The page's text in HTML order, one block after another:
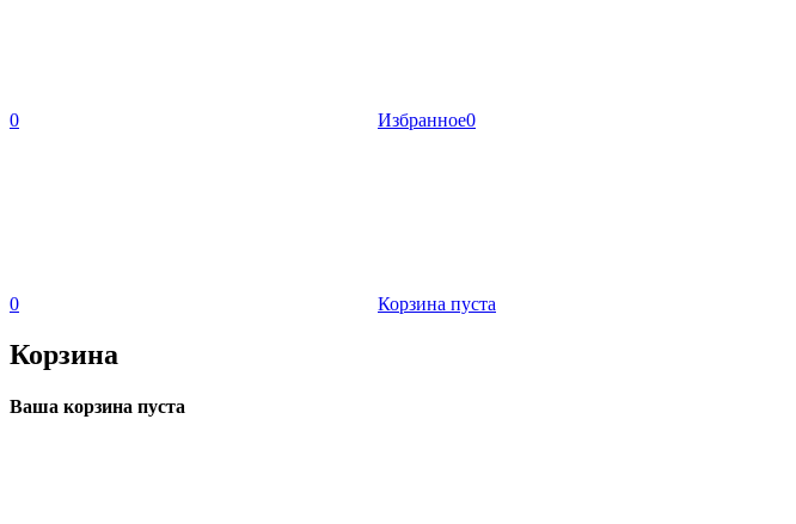
0 Избранное0
0 Корзина пуста
Корзина
Ваша корзина пуста